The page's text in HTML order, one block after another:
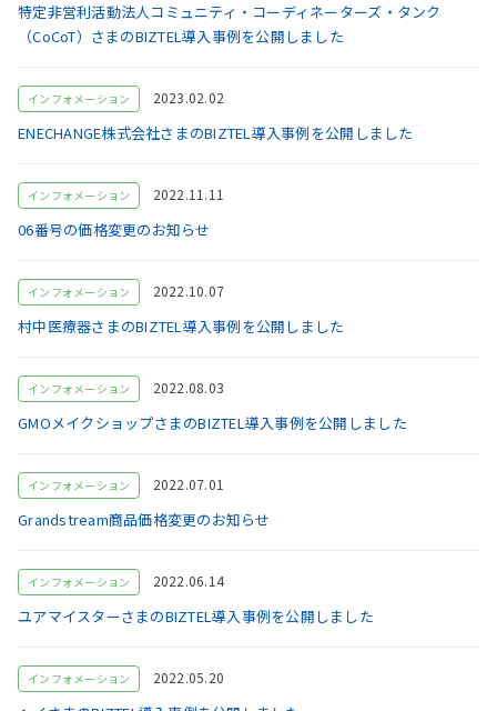
特定非営利活動法人コミュニティ・コーディネーターズ・タンク
（CoCoT）さまのBIZTEL導入事例を公開しました
インフォメーション 2023.02.02
ENECHANGE株式会社さまのBIZTEL導入事例を公開しました
インフォメーション 2022.11.11
06番号の価格変更のお知らせ
インフォメーション 2022.10.07
村中医療器さまのBIZTEL導入事例を公開しました
インフォメーション 2022.08.03
GMOメイクショップさまのBIZTEL導入事例を公開しました
インフォメーション 2022.07.01
Grandstream商品価格変更のお知らせ
インフォメーション 2022.06.14
ユアマイスターさまのBIZTEL導入事例を公開しました
インフォメーション 2022.05.20